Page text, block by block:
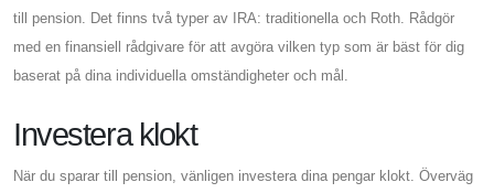
till pension. Det finns två typer av IRA: traditionella och Roth. Rådgör
med en finansiell rådgivare för att avgöra vilken typ som är bäst för dig
baserat på dina individuella omständigheter och mål.
Investera klokt
När du sparar till pension, vänligen investera dina pengar klokt. Överväg